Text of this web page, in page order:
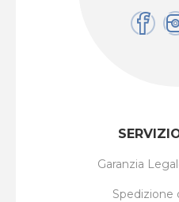
Garanzia
Spedizione